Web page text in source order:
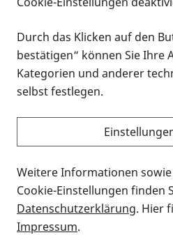
Vorlesen
Alle Infomaterialien in
Formaten an einem Ort
Sie möchten wissen, wie Sie
suchen und dieses bestellen
können? Schauen Sie sich
Thema Infomaterial auf der
für blinde und
Auf dieser Seite finden Sie
Durch das Klicken auf den
bestätigen“ können Sie Ihre
Kategorien und anderer
selbst festlegen.
Weitere Informationen
Cookie-Einstellungen finden
Datenschutzerklärung. Hier
Impressum.